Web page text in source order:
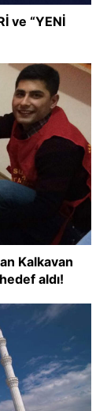
ve “YENİ
Kalkavan
aldı!